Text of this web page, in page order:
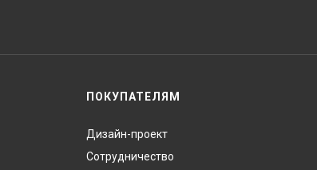
ПОКУПАТЕЛЯМ
Дизайн-проект
Сотрудничество